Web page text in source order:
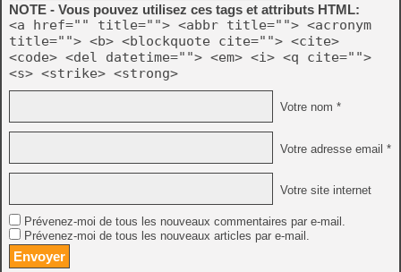
NOTE - Vous pouvez utilisez ces tags et attributs HTML:
<a href="" title=""> <abbr title=""> <acronym
title=""> <b> <blockquote cite=""> <cite>
<code> <del datetime=""> <em> <i> <q cite="">
<s> <strike> <strong>
Votre nom *
Votre adresse email *
Votre site internet
Prévenez-moi de tous les nouveaux commentaires par e-mail.
Prévenez-moi de tous les nouveaux articles par e-mail.